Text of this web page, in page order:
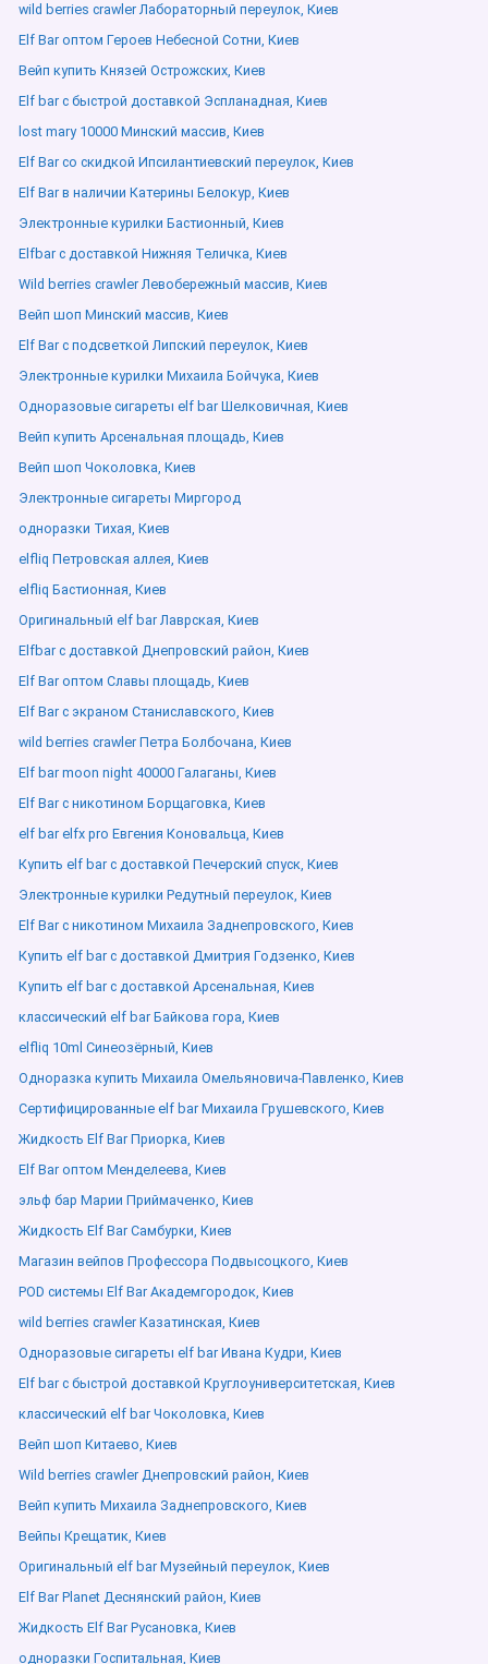
wild berries crawler Лабораторный переулок, Киев
Elf Bar оптом Героев Небесной Сотни, Киев
Вейп купить Князей Острожских, Киев
Elf bar с быстрой доставкой Эспланадная, Киев
lost mary 10000 Минский массив, Киев
Elf Bar со скидкой Ипсилантиевский переулок, Киев
Elf Bar в наличии Катерины Белокур, Киев
Электронные курилки Бастионный, Киев
Elfbar с доставкой Нижняя Теличка, Киев
Wild berries crawler Левобережный массив, Киев
Вейп шоп Минский массив, Киев
Elf Bar с подсветкой Липский переулок, Киев
Электронные курилки Михаила Бойчука, Киев
Одноразовые сигареты elf bar Шелковичная, Киев
Вейп купить Арсенальная площадь, Киев
Вейп шоп Чоколовка, Киев
Электронные сигареты Миргород
одноразки Тихая, Киев
elfliq Петровская аллея, Киев
elfliq Бастионная, Киев
Оригинальный elf bar Лаврская, Киев
Elfbar с доставкой Днепровский район, Киев
Elf Bar оптом Славы площадь, Киев
Elf Bar с экраном Станиславского, Киев
wild berries crawler Петра Болбочана, Киев
Elf bar moon night 40000 Галаганы, Киев
Elf Bar с никотином Борщаговка, Киев
elf bar elfx pro Евгения Коновальца, Киев
Купить elf bar с доставкой Печерский спуск, Киев
Электронные курилки Редутный переулок, Киев
Elf Bar с никотином Михаила Заднепровского, Киев
Купить elf bar с доставкой Дмитрия Годзенко, Киев
Купить elf bar с доставкой Арсенальная, Киев
классический elf bar Байкова гора, Киев
elfliq 10ml Синеозёрный, Киев
Одноразка купить Михаила Омельяновича-Павленко, Киев
Сертифицированные elf bar Михаила Грушевского, Киев
Жидкость Elf Bar Приорка, Киев
Elf Bar оптом Менделеева, Киев
эльф бар Марии Приймаченко, Киев
Жидкость Elf Bar Самбурки, Киев
Магазин вейпов Профессора Подвысоцкого, Киев
POD системы Elf Bar Академгородок, Киев
wild berries crawler Казатинская, Киев
Одноразовые сигареты elf bar Ивана Кудри, Киев
Elf bar с быстрой доставкой Круглоуниверситетская, Киев
классический elf bar Чоколовка, Киев
Вейп шоп Китаево, Киев
Wild berries crawler Днепровский район, Киев
Вейп купить Михаила Заднепровского, Киев
Вейпы Крещатик, Киев
Оригинальный elf bar Музейный переулок, Киев
Elf Bar Planet Деснянский район, Киев
Жидкость Elf Bar Русановка, Киев
одноразки Госпитальная, Киев